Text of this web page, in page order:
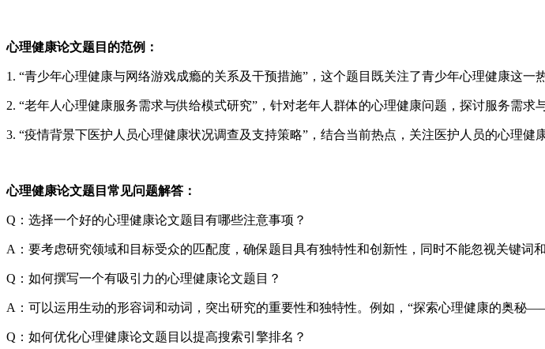
心理健康论文题目的范例：
1. “青少年心理健康与网络游戏成瘾的关系及干预措施”，这个题目既关注了青少年心理健康这
2. “老年人心理健康服务需求与供给模式研究”，针对老年人群体的心理健康问题，探讨服务需求
3. “疫情背景下医护人员心理健康状况调查及支持策略”，结合当前热点，关注医护人员的心理健
心理健康论文题目常见问题解答：
Q：选择一个好的心理健康论文题目有哪些注意事项？
A：要考虑研究领域和目标受众的匹配度，确保题目具有独特性和创新性，同时不能忽视关键词和
Q：如何撰写一个有吸引力的心理健康论文题目？
A：可以运用生动的形容词和动词，突出研究的重要性和独特性。例如，“探索心理健康的奥秘
Q：如何优化心理健康论文题目以提高搜索引擎排名？